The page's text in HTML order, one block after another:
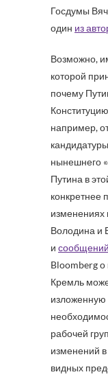
Госдумы
один из
Возможно,
которой
почему
например,
нынешнего
Путина в
конкретнее
изменениях
Володина и
и сообщений
Bloomberg о
Кремль
рабочей
изменений
видных